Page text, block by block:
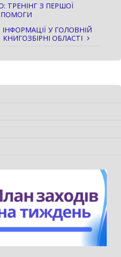
ТРЕНІНГ З ПЕРШОЇ
У ГОЛОВНІЙ
КНИГОЗБІРНІ ОБЛАСТІ